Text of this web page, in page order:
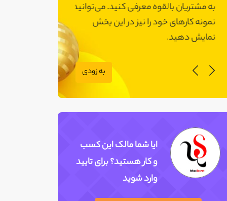
به مشتریان بالقوه معرفی کنید. می‌توانید
نمونه کارهای خود را نیز در این بخش
نمایش دهید.
نمونه کارهای
نمایش دهید.
به زودی
ایا شما مالک این کسب
و کار هستید؟ برای تایید
وارد شوید